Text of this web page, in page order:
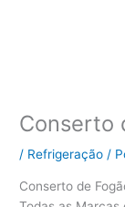
Conserto
/ Refrigeração /
Conserto de